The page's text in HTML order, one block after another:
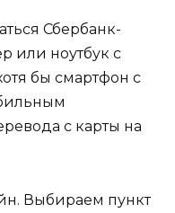
Сбербанк-
или ноутбук с
бы смартфон с
с карты на
Выбираем пункт